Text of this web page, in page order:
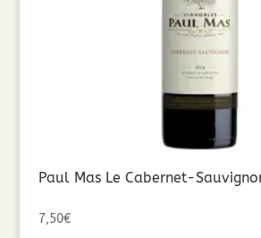
Paul Mas Le Cabernet-
7,50€